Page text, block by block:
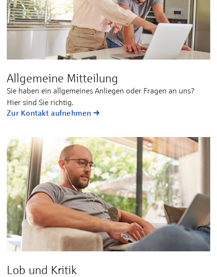
Allgemeine Mitteilung
Sie ha­ben ein all­ge­mei­nes An­lie­gen oder Fra­gen an uns?
Hier sind Sie rich­tig.
Zur Kontakt aufnehmen
Lob und Kritik